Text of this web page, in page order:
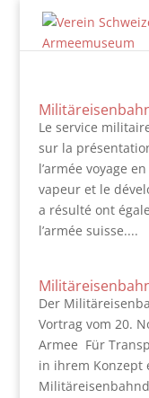
Le service
sur la
l’armée voyage
vapeur et le
a résulté ont
l’armée suisse....
Der
Vortrag vom 20.
Armee Für
in ihrem Konzept